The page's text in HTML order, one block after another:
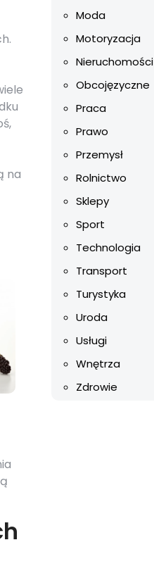
na
Moda
Motoryzacja
Nieruchomości
Obcojęzyczne
Praca
Prawo
Przemysł
Rolnictwo
Sklepy
Sport
Technologia
Transport
Turystyka
Uroda
Usługi
Wnętrza
Zdrowie